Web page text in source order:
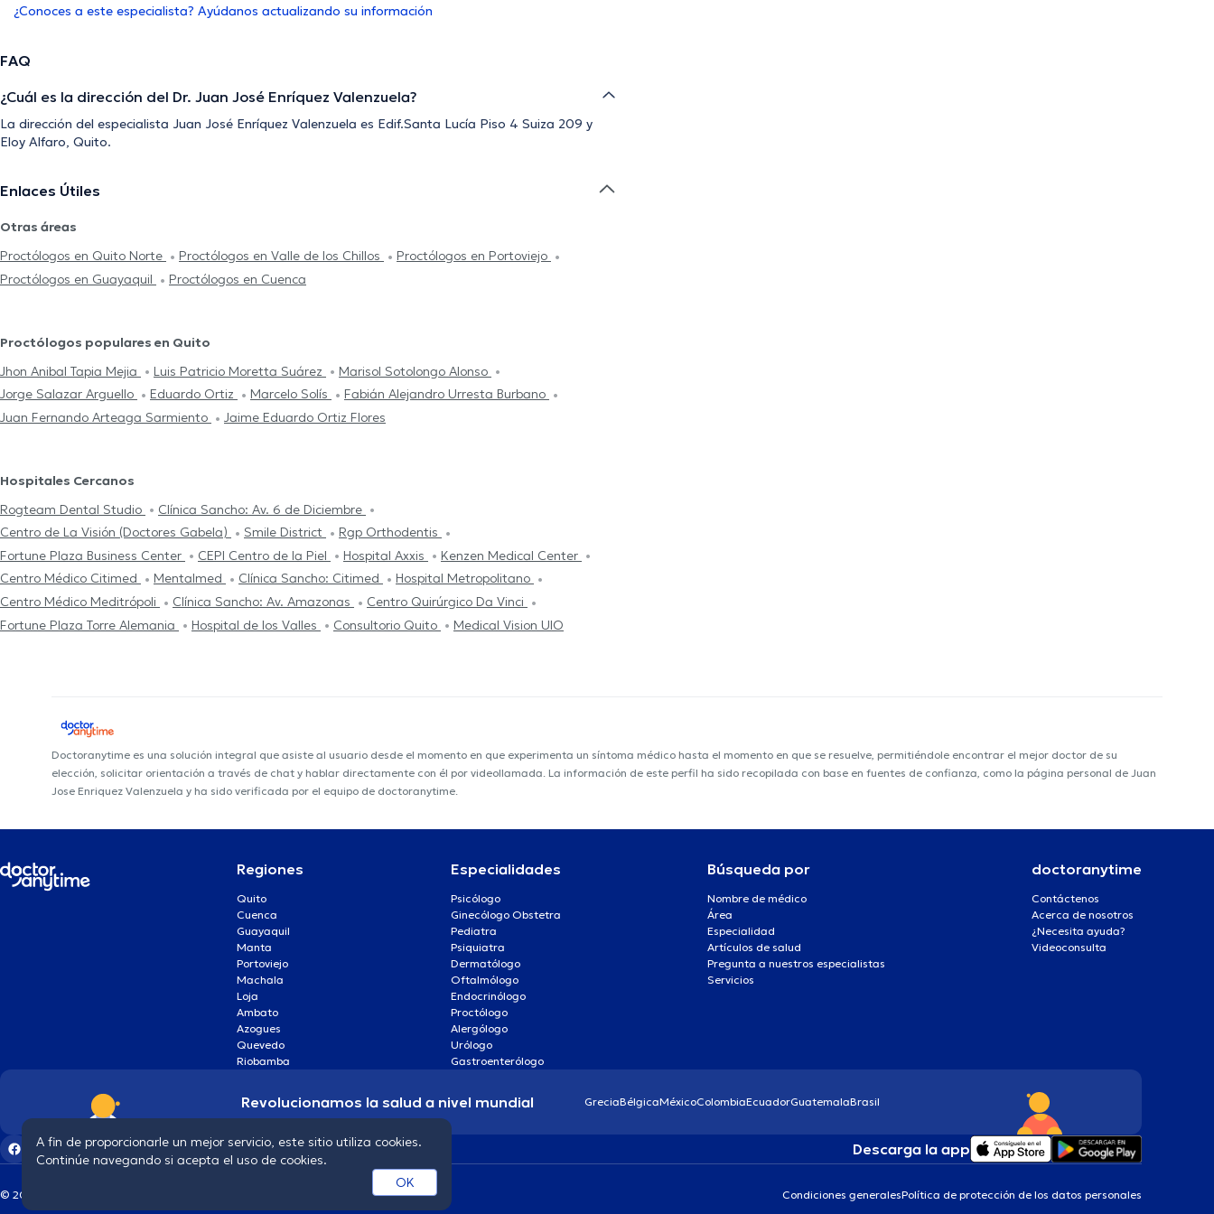
¿Conoces a este especialista? Ayúdanos actualizando su información
FAQ
¿Cuál es la dirección del Dr. Juan José Enríquez Valenzuela?
La dirección del especialista Juan José Enríquez Valenzuela es Edif.Santa Lucía Piso 4 Suiza 209 y
Eloy Alfaro, Quito.
Enlaces Útiles
Otras áreas
Proctólogos en Quito Norte
Proctólogos en Valle de los Chillos
Proctólogos en Portoviejo
Proctólogos en Guayaquil
Proctólogos en Cuenca
Proctólogos populares en Quito
Jhon Anibal Tapia Mejia
Luis Patricio Moretta Suárez
Marisol Sotolongo Alonso
Jorge Salazar Arguello
Eduardo Ortiz Marcelo Solís
Fabián Alejandro Urresta Burbano
Juan Fernando Arteaga Sarmiento
Jaime Eduardo Ortiz Flores
Hospitales Cercanos
Rogteam Dental Studio
Clínica Sancho: Av. 6 de Diciembre
Centro de La Visión (Doctores Gabela)
Smile District
Rgp Orthodentis
Fortune Plaza Business Center
CEPI Centro de la Piel Hospital Axxis
Kenzen Medical Center
Centro Médico Citimed
Mentalmed Clínica Sancho: Citimed
Hospital Metropolitano
Centro Médico Meditrópoli
Clínica Sancho: Av. Amazonas
Centro Quirúrgico Da Vinci
Fortune Plaza Torre Alemania
Hospital de los Valles Consultorio Quito Medical Vision UIO
Doctoranytime es una solución integral que asiste al usuario desde el momento en que experimenta un síntoma médico hasta el momento en que se resuelve, permitiéndole encontrar el mejor doctor de su
elección, solicitar orientación a través de chat y hablar directamente con él por videollamada. La información de este perfil ha sido recopilada con base en fuentes de confianza, como la página personal de Juan
Jose Enriquez Valenzuela y ha sido verificada por el equipo de doctoranytime.
Regiones
Quito
Cuenca
Guayaquil
Manta
Portoviejo
Machala
Loja
Ambato
Azogues
Quevedo
Riobamba
Especialidades
Psicólogo
Ginecólogo Obstetra
Pediatra
Psiquiatra
Dermatólogo
Oftalmólogo
Endocrinólogo
Proctólogo
Alergólogo
Urólogo
Gastroenterólogo
Búsqueda por
Nombre de médico
Área
Especialidad
Artículos de salud
Pregunta a nuestros especialistas
Servicios
doctoranytime
Contáctenos
Acerca de nosotros
¿Necesita ayuda?
Videoconsulta
Revolucionamos la salud a nivel mundial GreciaBélgicaMéxicoColombiaEcuadorGuatemalaBrasil
Descarga la app
Condiciones generalesPolítica de protección de los datos personales
© 2026 doctoranytime
A fin de proporcionarle un mejor servicio, este sitio utiliza cookies.
Continúe navegando si acepta el uso de cookies.
OK